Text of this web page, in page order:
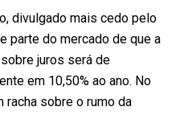
divulgado mais cedo pelo
parte do mercado de que a
juros será de
em 10,50% ao ano. No
racha sobre o rumo da